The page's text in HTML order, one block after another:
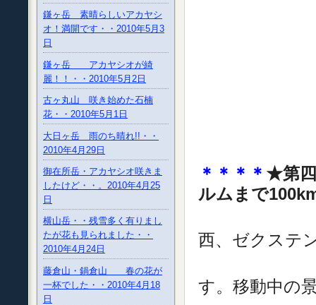
鎌ヶ岳 素晴らしいアカヤシ
オ！満開です・・2010年5月3
日
鎌ヶ岳 アカヤシオが綺
麗！！・・2010年5月2日
古ヶ丸山 咲き始めた石楠
花・・2010年5月1日
大日ヶ岳 雨のち晴れ!!・・
2010年4月29日
御在所岳・アカヤシオ咲きま
したけど・・。2010年4月25
日
横山岳・・残雪多く有りまし
たが花も見られました・・
2010年4月24日
藤倉山・鍋倉山 春の花が
一杯でした・・2010年4月18
日
＊＊＊＊ ★第四
ルムまで
西、ゼクステ
す。移動中の